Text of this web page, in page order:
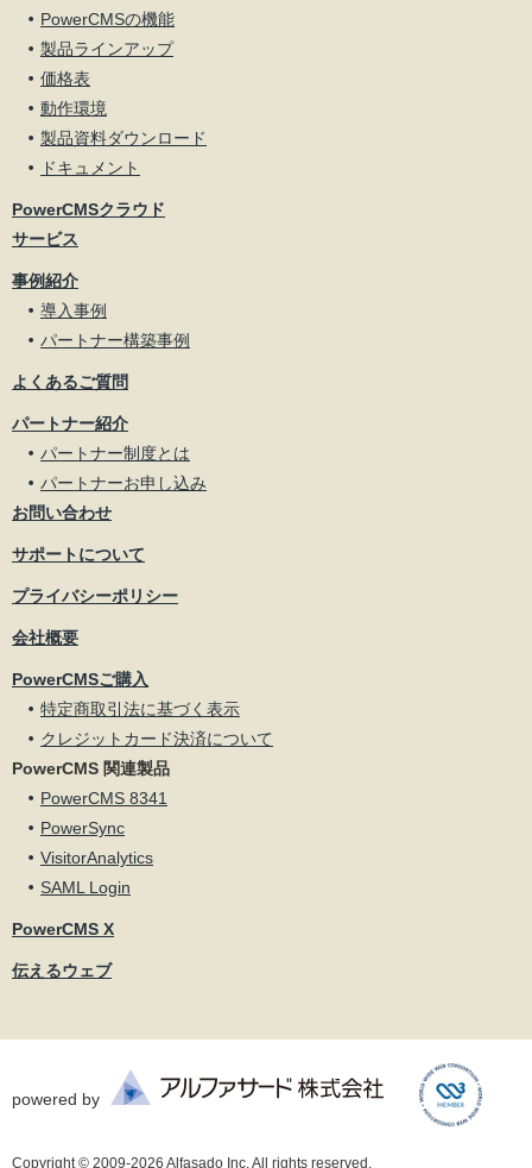
PowerCMSの機能
製品ラインアップ
価格表
動作環境
製品資料ダウンロード
ドキュメント
PowerCMSクラウド
サービス
事例紹介
導入事例
パートナー構築事例
よくあるご質問
パートナー紹介
パートナー制度とは
パートナーお申し込み
お問い合わせ
サポートについて
プライバシーポリシー
会社概要
PowerCMSご購入
特定商取引法に基づく表示
クレジットカード決済について
PowerCMS 関連製品
PowerCMS 8341
PowerSync
VisitorAnalytics
SAML Login
PowerCMS X
伝えるウェブ
Copyright © 2009-2026 Alfasado Inc. All rights reserved.
powered by